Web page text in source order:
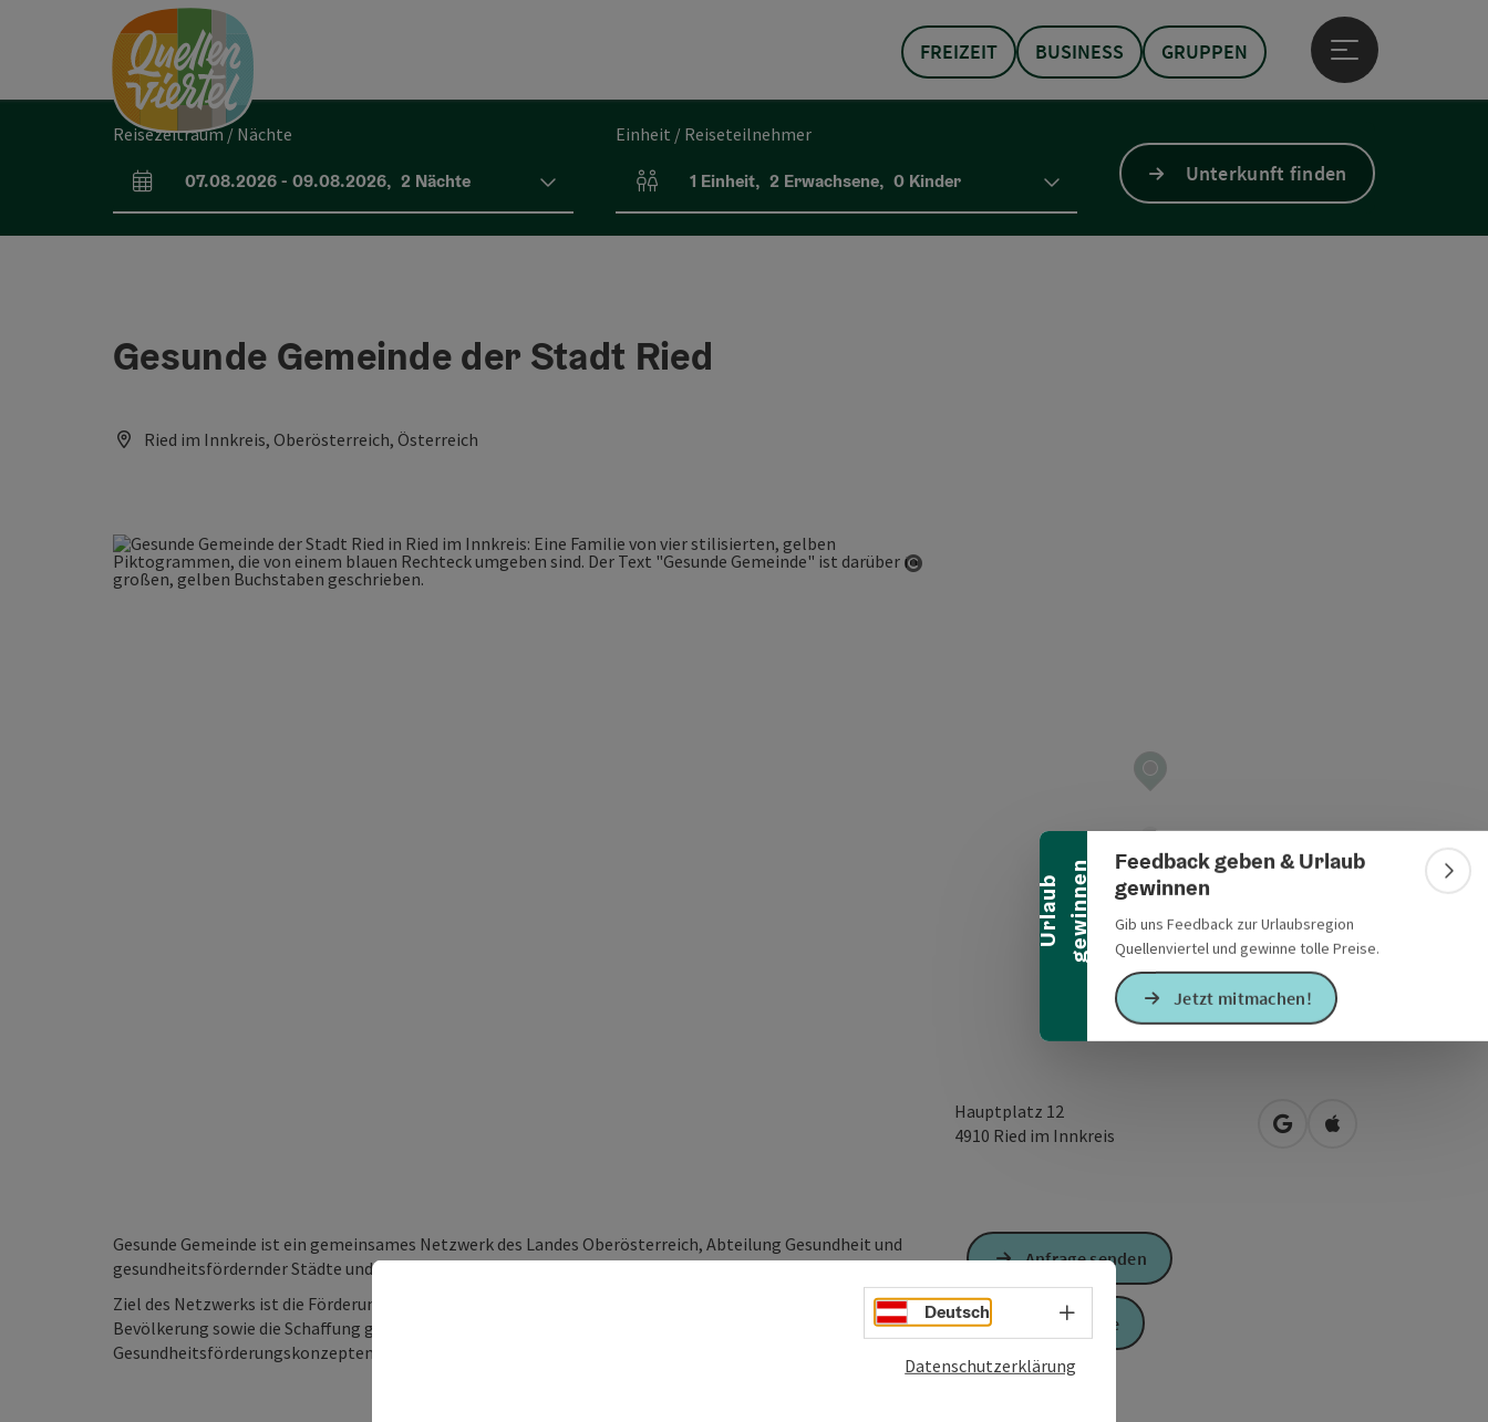
Zum InhaltAccesskey
[0]
Zur NavigationAccesskey
Zum Seitenanfang Accesskey
U
r
l
a
u
b
g
e
w
i
n
n
e n
Banner einklappen
Feedback geben & Urlaub
gewinnen
Gib uns Feedback zur Urlaubsregion
Quellenviertel und gewinne tolle Preise.
Jetzt mitmachen!
FREIZEIT BUSINESS GRUPPEN
Hauptmenü öffnen
Reisezeitraum / Nächte
An- und Abreisefelder
07.08.2026- 09.08.2026, 2 Nächte
Einheit / Reiseteilnehmer
Einheitenanzahl und Personenfelder
1 Einheit, 2 Erwachsene, 0 Kinder Unterkunft finden
Gesunde Gemeinde der Stadt Ried
Ried im Innkreis, Oberösterreich, Österreich
Hauptplatz 12
4910 Ried im Innkreis in Google Maps öffnen
in Apple Maps
Gesunde Gemeinde ist ein gemeinsames Netzwerk des Landes Oberösterreich, Abteilung Gesundheit und
gesundheitsfördernder Städte und Gemeinden.
Ziel des Netzwerks ist die Förderung des Gesundheitsbewusstseins und der Gesundheitskompetenz der
Bevölkerung sowie die Schaffung gesundheitsfördender Strukturen in den Gemeinden entsprechend den
Gesundheitsförderungskonzepten der Weltgesundheitsorganisation (WHO).
Anfrage senden
Zur Website
Deutsch Sprachwahl - Menü öffnen
Datenschutzerklärung